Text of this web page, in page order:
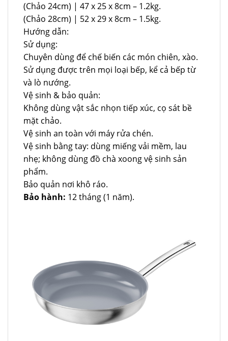
(Chảo 24cm) | 47 x 25 x 8cm – 1.2kg.
(Chảo 28cm) | 52 x 29 x 8cm – 1.5kg.
Hướng dẫn:
Sử dụng:
Chuyên dùng để chế biến các món chiên, xào.
Sử dụng được trên mọi loại bếp, kể cả bếp từ
và lò nướng.
Vệ sinh & bảo quản:
Không dùng vật sắc nhọn tiếp xúc, cọ sát bề
mặt chảo.
Vệ sinh an toàn với máy rửa chén.
Vệ sinh bằng tay: dùng miếng vải mềm, lau
nhẹ; không dùng đồ chà xoong vệ sinh sản
phẩm.
Bảo quản nơi khô ráo.
Bảo hành: 12 tháng (1 năm).